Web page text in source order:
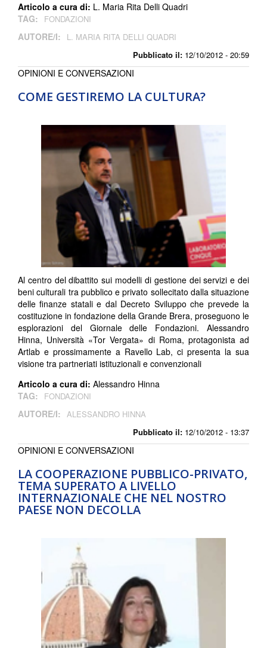
Pubblicato il: 12/10/2012 - 20:59
Articolo a cura di: L. Maria Rita Delli Quadri
TAG:
FONDAZIONI
AUTORE/I: L. MARIA RITA DELLI QUADRI
COME GESTIREMO LA CULTURA?
Pubblicato il: 12/10/2012 - 13:37
OPINIONI E CONVERSAZIONI
Al centro del dibattito sui modelli di gestione dei servizi e dei
beni culturali tra pubblico e privato sollecitato dalla situazione
delle finanze statali e dal Decreto Sviluppo che prevede la
costituzione in fondazione della Grande Brera, proseguono le
esplorazioni del Giornale delle Fondazioni. Alessandro
Hinna, Università «Tor Vergata» di Roma, protagonista ad
Artlab e prossimamente a Ravello Lab, ci presenta la sua
visione tra partneriati istituzionali e convenzionali
Articolo a cura di: Alessandro Hinna
TAG:
FONDAZIONI
AUTORE/I: ALESSANDRO HINNA
LA COOPERAZIONE PUBBLICO-PRIVATO,
TEMA SUPERATO A LIVELLO
INTERNAZIONALE CHE NEL NOSTRO
PAESE NON DECOLLA
OPINIONI E CONVERSAZIONI